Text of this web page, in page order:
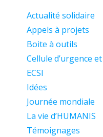
Actualité solidaire
Appels à projets
Boite à outils
Cellule d’urgence
ECSI
Idées
Journée mondiale
La vie d’HUMANIS
Témoignages